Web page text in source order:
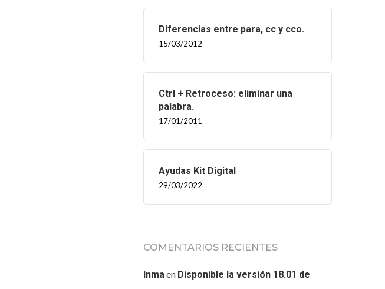
Diferencias entre para, cc y cco.
15/03/2012
Ctrl + Retroceso: eliminar una
palabra.
17/01/2011
Ayudas Kit Digital
29/03/2022
COMENTARIOS RECIENTES
Inmaen Disponible la versión 18.01 de